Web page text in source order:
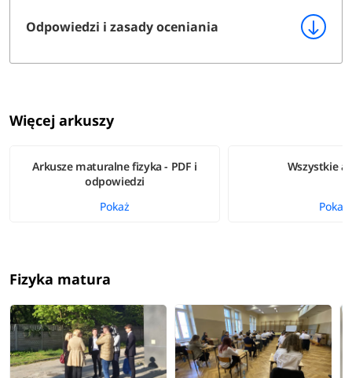
Odpowiedzi i zasady oceniania
Więcej arkuszy
Arkusze maturalne fizyka - PDF i
odpowiedzi
Pokaż
Wszystkie
Pokaż
Fizyka matura